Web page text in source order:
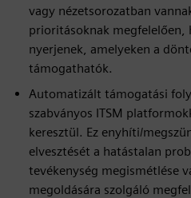
vagy nézetsorozatban
prioritásoknak
nyerjenek, amelyeken a
támogathatók.
Automatizált támogatási
szabványos ITSM
keresztül. Ez enyhíti/
elvesztését a hatástalan
tevékenység megismétlése
megoldására szolgáló